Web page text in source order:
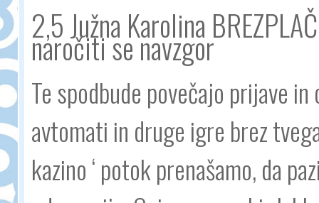
2,5 Južna Karolina
naročiti se navzgor
Te spodbude povečajo prijave
avtomati in druge igre brez
kazino ‘ potok prenašamo, da